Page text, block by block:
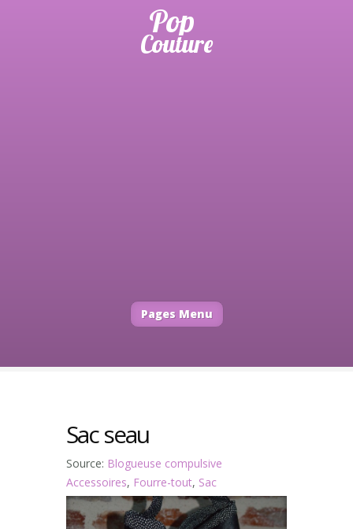
Pages Menu
Sac seau
Source: Blogueuse compulsive
Accessoires, Fourre-tout, Sac